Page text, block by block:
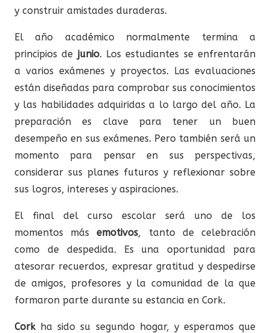
y construir amistades duraderas.
El año académico normalmente termina a
principios de junio. Los estudiantes se enfrentarán
a varios exámenes y proyectos. Las evaluaciones
están diseñadas para comprobar sus conocimientos
y las habilidades adquiridas a lo largo del año. La
preparación es clave para tener un buen
desempeño en sus exámenes. Pero también será un
momento para pensar en sus perspectivas,
considerar sus planes futuros y reflexionar sobre
sus logros, intereses y aspiraciones.
El final del curso escolar será uno de los
momentos másemotivos, tanto de celebración
como de despedida. Es una oportunidad para
atesorar recuerdos, expresar gratitud y despedirse
de amigos, profesores y la comunidad de la que
formaron parte durante su estancia en Cork.
Cork ha sido su segundo hogar, y esperamos que